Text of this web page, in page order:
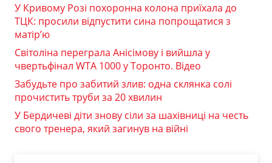
У Кривому Розі похоронна колона приїхала до
ТЦК: просили відпустити сина попрощатися з
матір’ю
Світоліна переграла Анісімову і вийшла у
чвертьфінал WTA 1000 у Торонто. Відео
Забудьте про забитий злив: одна склянка солі
прочистить труби за 20 хвилин
У Бердичеві діти знову сіли за шахівниці на честь
свого тренера, який загинув на війні